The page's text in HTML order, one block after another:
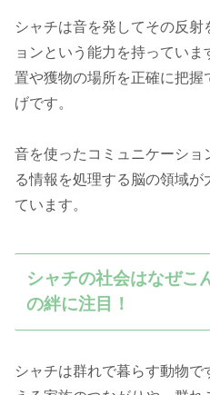
シャチは音を発してその反
ョンという能力を持ってい
置や獲物の場所を正確に把
げです。
音を使ったコミュニケーショ
る情報を処理する脳の領域
ています。
シャチの社会はなぜこ
の絆に注目！
シャチは群れで暮らす動物